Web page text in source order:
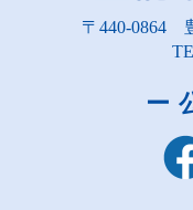
〒440-0864
ー